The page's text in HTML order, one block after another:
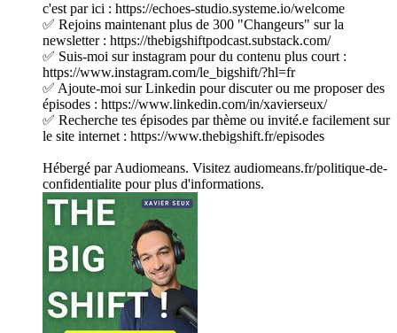
c'est par ici : https://echoes-studio.systeme.io/welcome
✅ Rejoins maintenant plus de 300 "Changeurs" sur la
newsletter : https://thebigshiftpodcast.substack.com/
✅ Suis-moi sur instagram pour du contenu plus court :
https://www.instagram.com/le_bigshift/?hl=fr
✅ Ajoute-moi sur Linkedin pour discuter ou me proposer des
épisodes : https://www.linkedin.com/in/xavierseux/
✅ Recherche tes épisodes par thème ou invité.e facilement sur
le site internet : https://www.thebigshift.fr/episodes
Hébergé par Audiomeans. Visitez audiomeans.fr/politique-de-
confidentialite pour plus d'informations.